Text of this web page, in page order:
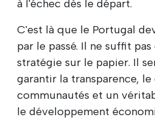
à l'échec dès le départ.
C'est là que le Portugal
par le passé. Il ne suffit
stratégie sur le papier. Il
garantir la transparence,
communautés et un
le développement